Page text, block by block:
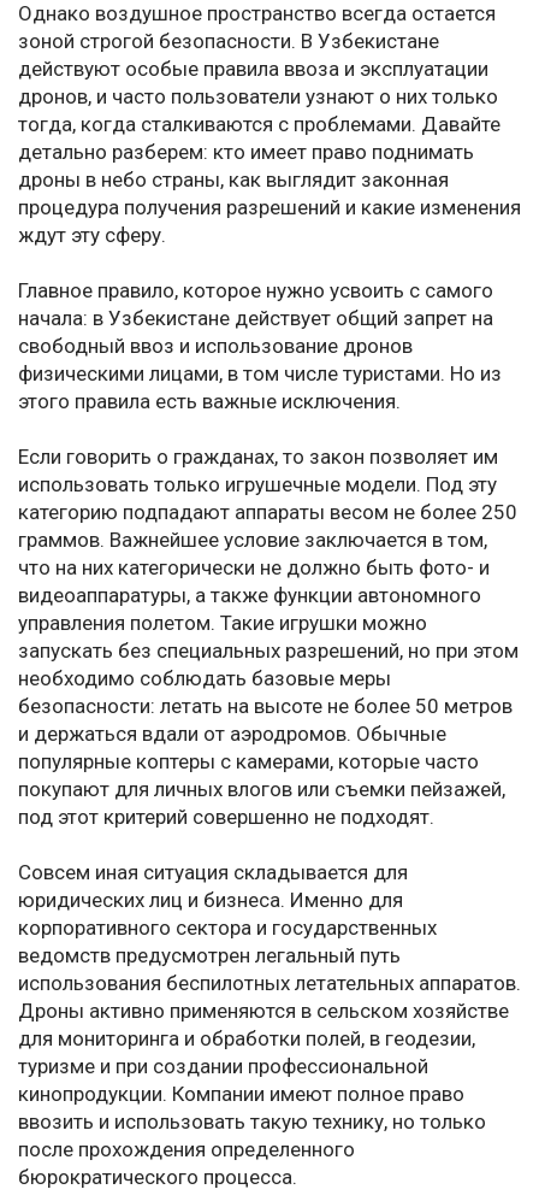
Однако воздушное пространство всегда остается
зоной строгой безопасности. В Узбекистане
действуют особые правила ввоза и эксплуатации
дронов, и часто пользователи узнают о них только
тогда, когда сталкиваются с проблемами. Давайте
детально разберем: кто имеет право поднимать
дроны в небо страны, как выглядит законная
процедура получения разрешений и какие изменения
ждут эту сферу.
Главное правило, которое нужно усвоить с самого
начала: в Узбекистане действует общий запрет на
свободный ввоз и использование дронов
физическими лицами, в том числе туристами. Но из
этого правила есть важные исключения.
Если говорить о гражданах, то закон позволяет им
использовать только игрушечные модели. Под эту
категорию подпадают аппараты весом не более 250
граммов. Важнейшее условие заключается в том,
что на них категорически не должно быть фото- и
видеоаппаратуры, а также функции автономного
управления полетом. Такие игрушки можно
запускать без специальных разрешений, но при этом
необходимо соблюдать базовые меры
безопасности: летать на высоте не более 50 метров
и держаться вдали от аэродромов. Обычные
популярные коптеры с камерами, которые часто
покупают для личных влогов или съемки пейзажей,
под этот критерий совершенно не подходят.
Совсем иная ситуация складывается для
юридических лиц и бизнеса. Именно для
корпоративного сектора и государственных
ведомств предусмотрен легальный путь
использования беспилотных летательных аппаратов.
Дроны активно применяются в сельском хозяйстве
для мониторинга и обработки полей, в геодезии,
туризме и при создании профессиональной
кинопродукции. Компании имеют полное право
ввозить и использовать такую технику, но только
после прохождения определенного
бюрократического процесса.